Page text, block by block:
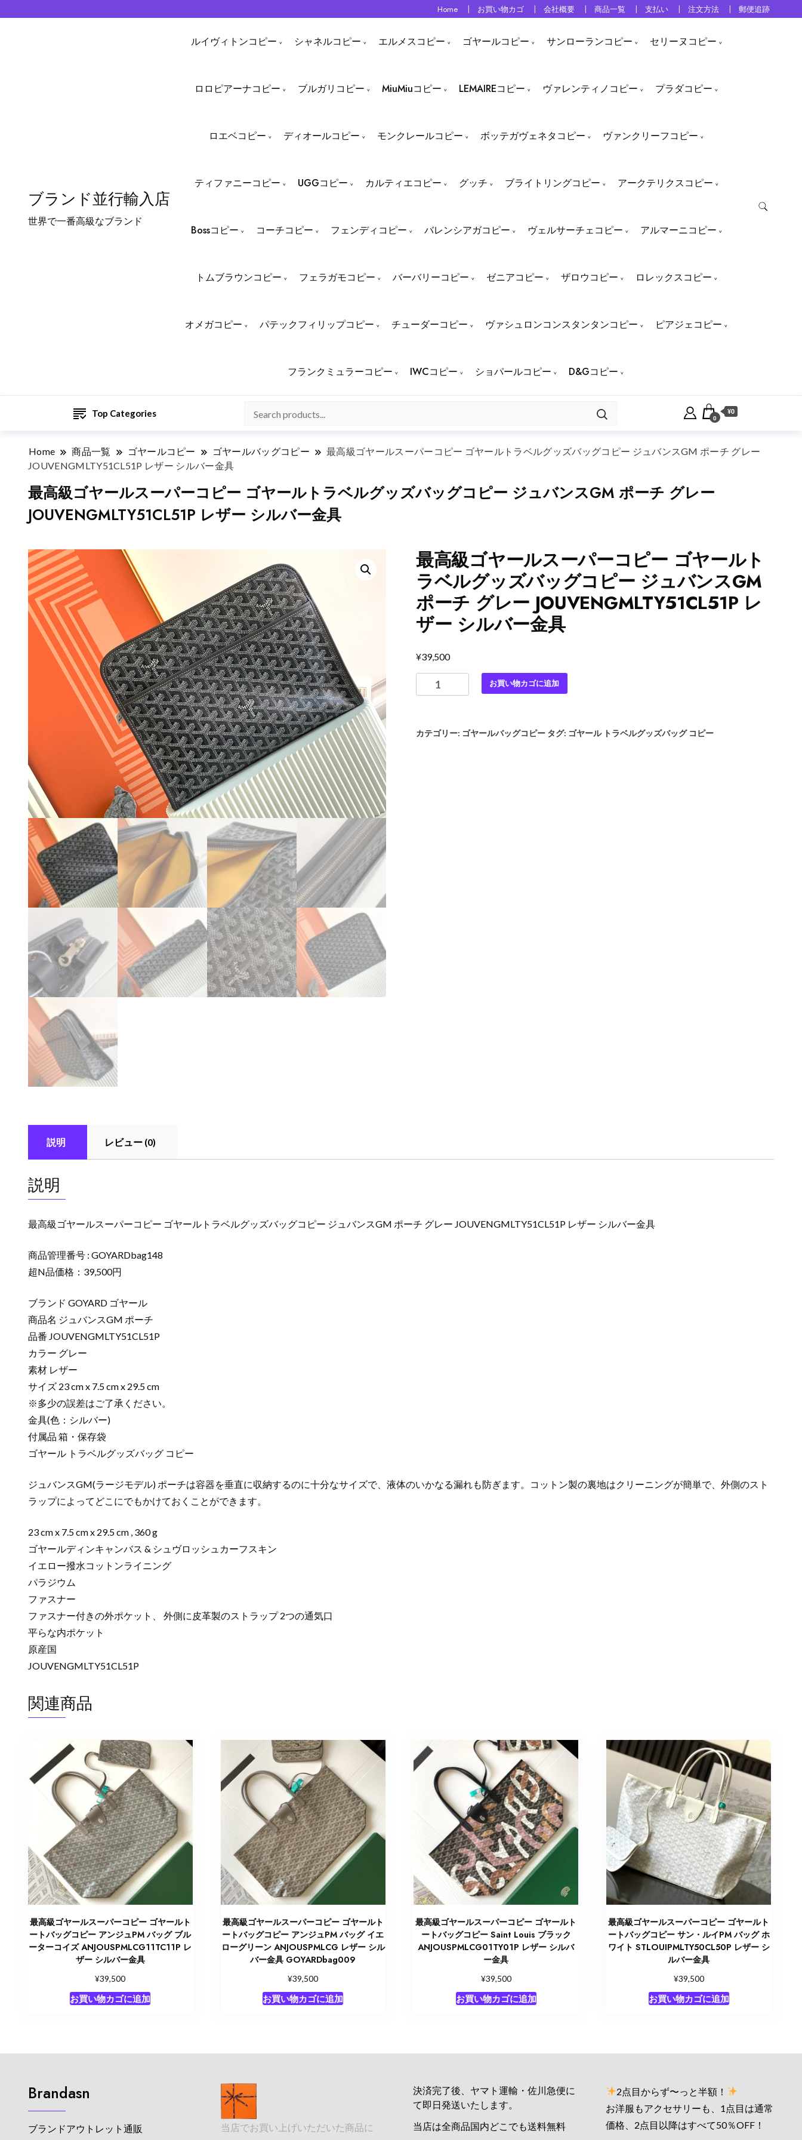
Home お買い物カゴ 会社概要 商品一覧 支払い 注文方法 郵便追跡
ブランド並行輸入店
世界で一番高級なブランド
ルイヴィトンコピー シャネルコピー エルメスコピー ゴヤールコピー サンローランコピー セリーヌコピー
ロロピアーナコピー ブルガリコピー MiuMiuコピー LEMAIREコピー ヴァレンティノコピー プラダコピー
ロエベコピー ディオールコピー モンクレールコピー ボッテガヴェネタコピー ヴァンクリーフコピー
ティファニーコピー UGGコピー カルティエコピー グッチ ブライトリングコピー アークテリクスコピー
Bossコピー コーチコピー フェンディコピー バレンシアガコピー ヴェルサーチェコピー アルマーニコピー
トムブラウンコピー フェラガモコピー バーバリーコピー ゼニアコピー ザロウコピー ロレックスコピー
オメガコピー パテックフィリップコピー チューダーコピー ヴァシュロンコンスタンタンコピー ピアジェコピー
フランクミュラーコピー IWCコピー ショパールコピー D&Gコピー
Top Categories 0
¥0
Home 商品一覧 ゴヤールコピー ゴヤールバッグコピー
最高級ゴヤールスーパーコピー ゴヤールトラベルグッズバッグコピー ジュバンスGM ポーチ グレー
JOUVENGMLTY51CL51P レザー シルバー金具
最高級ゴヤールスーパーコピー ゴヤールトラベルグッズバッグコピー ジュバンスGM ポーチ グレー
JOUVENGMLTY51CL51P レザー シルバー金具
最高級ゴヤールスーパーコピー ゴヤールト
ラベルグッズバッグコピー ジュバンスGM
ポーチ グレー JOUVENGMLTY51CL51P レ
ザー シルバー金具
¥39,500
高
ヤ
ー
お買い物カゴに追加
カテゴリー: ゴヤールバッグコピー タグ: ゴヤール トラベルグッズバッグ コピー
説明 レビュー (0)
説明
最高級ゴヤールスーパーコピー ゴヤールトラベルグッズバッグコピー ジュバンスGM ポーチ グレー JOUVENGMLTY51CL51P レザー シルバー金具
商品管理番号 : GOYARDbag148
超N品価格：39,500円
ブランド GOYARD ゴヤール
商品名 ジュバンスGM ポーチ
品番 JOUVENGMLTY51CL51P
カラー グレー
素材 レザー
サイズ 23 cm x 7.5 cm x 29.5 cm
※多少の誤差はご了承ください。
金具(色：シルバー)
付属品 箱・保存袋
ゴヤール トラベルグッズバッグ コピー
ジュバンスGM(ラージモデル) ポーチは容器を垂直に収納するのに十分なサイズで、液体のいかなる漏れも防ぎます。コットン製の裏地はクリーニングが簡単で、外側のスト
ラップによってどこにでもかけておくことができます。
23 cm x 7.5 cm x 29.5 cm , 360 g
ゴヤールディンキャンバス & シュヴロッシュカーフスキン
イエロー撥水コットンライニング
パラジウム
ファスナー
ファスナー付きの外ポケット、 外側に皮革製のストラップ 2つの通気口
平らな内ポケット
原産国
JOUVENGMLTY51CL51P
関連商品
最高級ゴヤールスーパーコピー ゴヤールト
ートバッグコピー アンジュPM バッグ ブル
ーターコイズ ANJOUSPMLCG11TC11P レ
ザー シルバー金具
¥39,500
お買い物カゴに追加
最高級ゴヤールスーパーコピー ゴヤールト
ートバッグコピー アンジュPM バッグ イエ
ローグリーン ANJOUSPMLCG レザー シル
バー金具 GOYARDbag009
¥39,500
お買い物カゴに追加
最高級ゴヤールスーパーコピー ゴヤールト
ートバッグコピー Saint Louis ブラック
ANJOUSPMLCG01TY01P レザー シルバ
ー金具
¥39,500
お買い物カゴに追加
最高級ゴヤールスーパーコピー ゴヤールト
ートバッグコピー サン・ルイPM バッグ ホ
ワイト STLOUIPMLTY50CL50P レザー シ
ルバー金具
¥39,500
お買い物カゴに追加
Brandasn
ブランドアウトレット通販
当店でお買い上げいただいた商品に
決済完了後、ヤマト運輸・佐川急便に
て即日発送いたします。
当店は全商品国内どこでも送料無料
2点目からず〜っと半額！
お洋服もアクセサリーも、1点目は通常
価格、2点目以降はすべて50％OFF！